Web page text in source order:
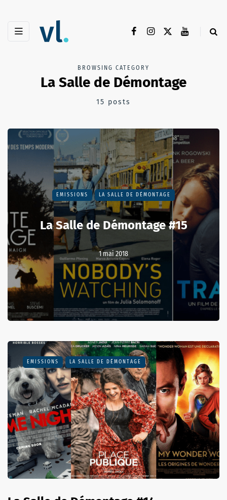
BROWSING CATEGORY
La Salle de Démontage
15 posts
EMISSIONS LA SALLE DE DÉMONTAGE
La Salle de Démontage #15
1 mai 2018
EMISSIONS LA SALLE DE DÉMONTAGE